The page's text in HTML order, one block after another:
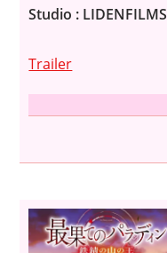
Studio : LIDENFILMS
Trailer